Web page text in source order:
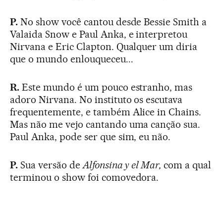
P. No show você cantou desde Bessie Smith a
Valaida Snow e Paul Anka, e interpretou
Nirvana e Eric Clapton. Qualquer um diria
que o mundo enlouqueceu...
R.Este mundo é um pouco estranho, mas
adoro Nirvana. No instituto os escutava
frequentemente, e também Alice in Chains.
Mas não me vejo cantando uma canção sua.
Paul Anka, pode ser que sim, eu não.
P. Sua versão de Alfonsina y el Mar,com a qual
terminou o show foi comovedora.